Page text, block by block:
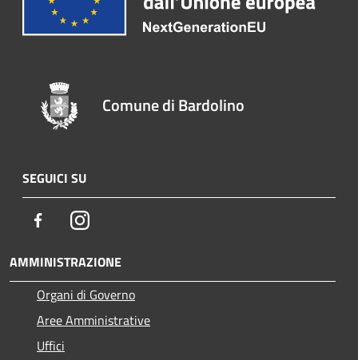
Comune di Bardolino
SEGUICI SU
FacebookInstagram
AMMINISTRAZIONE
Organi di Governo
Aree Amministrative
Uffici